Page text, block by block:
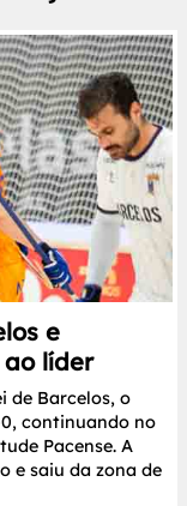
e
líder
de Barcelos, o
continuando no
Pacense. A
e saiu da zona de